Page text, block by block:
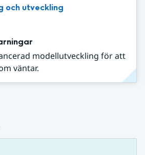
och utveckling
modellutveckling för att
väntar.